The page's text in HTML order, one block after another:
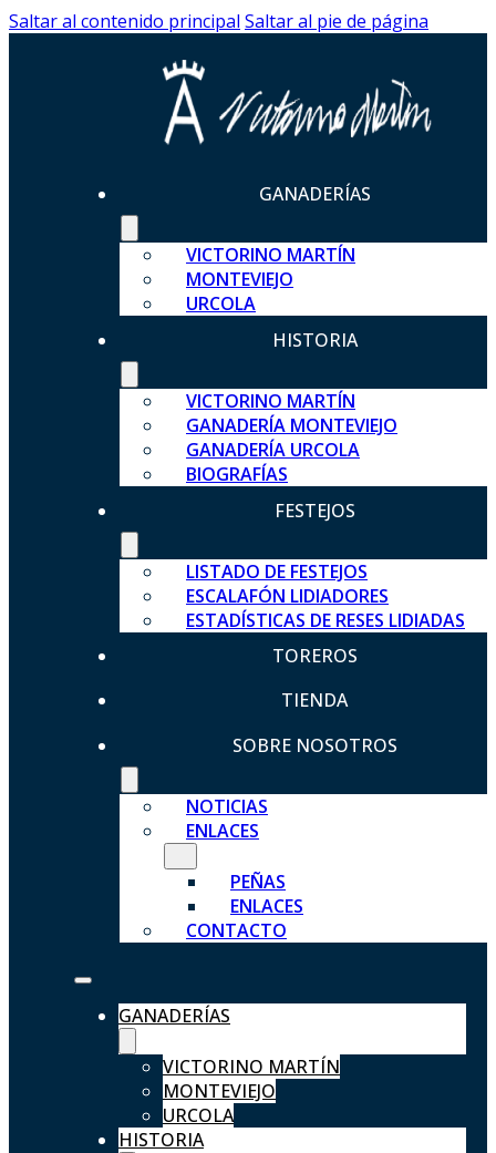
Saltar al contenido principal Saltar al pie de página
GANADERÍAS
VICTORINO MARTÍN
MONTEVIEJO
URCOLA
HISTORIA
VICTORINO MARTÍN
GANADERÍA MONTEVIEJO
GANADERÍA URCOLA
BIOGRAFÍAS
FESTEJOS
LISTADO DE FESTEJOS
ESCALAFÓN LIDIADORES
ESTADÍSTICAS DE RESES LIDIADAS
TOREROS
TIENDA
SOBRE NOSOTROS
NOTICIAS
ENLACES
PEÑAS
ENLACES
CONTACTO
GANADERÍAS
VICTORINO MARTÍN
MONTEVIEJO
URCOLA
HISTORIA